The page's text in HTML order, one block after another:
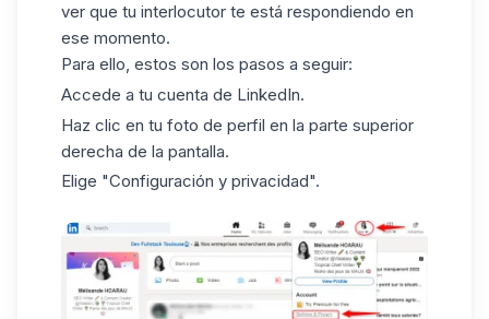
ver que tu interlocutor te está respondiendo en
ese momento.
Para ello, estos son los pasos a seguir:
Accede a tu cuenta de LinkedIn.
Haz clic en tu foto de perfil en la parte superior
derecha de la pantalla.
Elige "Configuración y privacidad".